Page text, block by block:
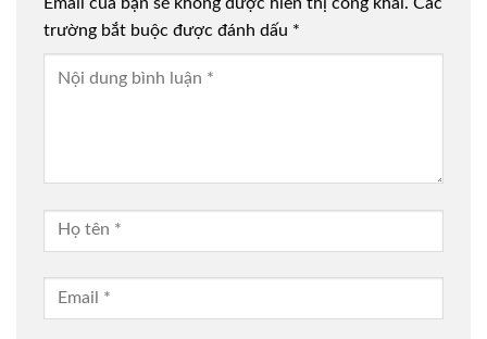
Email của bạn sẽ không được hiển thị công khai. Các
trường bắt buộc được đánh dấu *